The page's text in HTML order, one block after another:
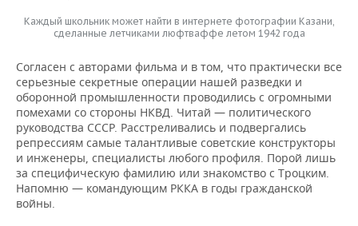
Каждый школьник может найти в интернете фотографии Казани,
сделанные летчиками люфтваффе летом 1942 года
Согласен с авторами фильма и в том, что практически все
серьезные секретные операции нашей разведки и
оборонной промышленности проводились с огромными
помехами со стороны НКВД. Читай — политического
руководства СССР. Расстреливались и подвергались
репрессиям самые талантливые советские конструкторы
и инженеры, специалисты любого профиля. Порой лишь
за специфическую фамилию или знакомство с Троцким.
Напомню — командующим РККА в годы гражданской
войны.